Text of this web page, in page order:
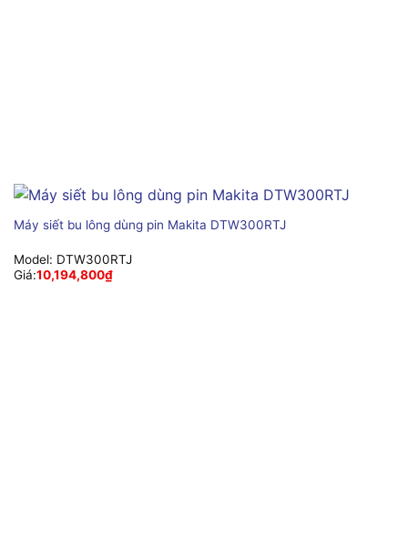
Máy siết bu lông dùng pin Makita DTW300RTJ
Model: DTW300RTJ
Giá:10,194,800₫